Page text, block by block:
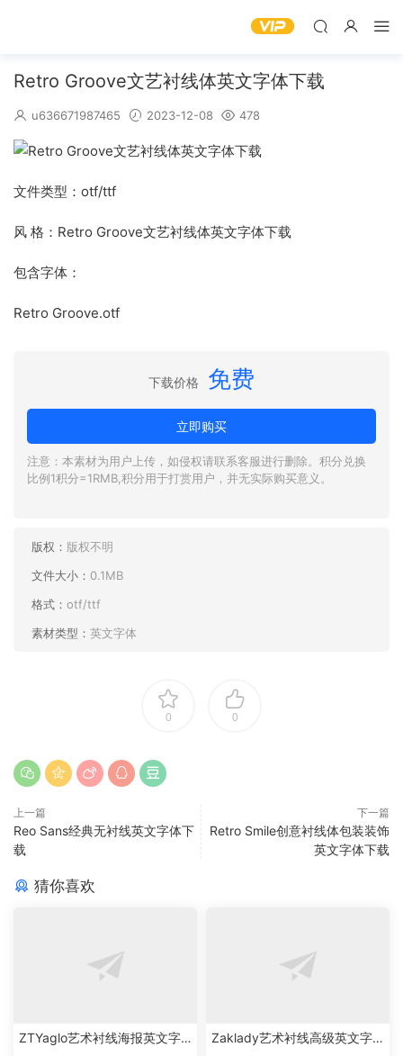
Retro Groove文艺衬线体英文字体下载
u636671987465 2023-12-08 478
文件类型：otf/ttf
风 格：Retro Groove文艺衬线体英文字体下载
包含字体：
Retro Groove.otf
下载价格 免费
立即购买
注意：本素材为用户上传，如侵权请联系客服进行删除。积分兑换
比例1积分=1RMB,积分用于打赏用户，并无实际购买意义。
版权： 版权不明
文件大小： 0.1MB
格式： otf/ttf
素材类型： 英文字体
0 0
上一篇
Reo Sans经典无衬线英文字体下
载
下一篇
Retro Smile创意衬线体包装装饰
英文字体下载
猜你喜欢
ZTYaglo艺术衬线海报英文字
Zaklady艺术衬线高级英文字